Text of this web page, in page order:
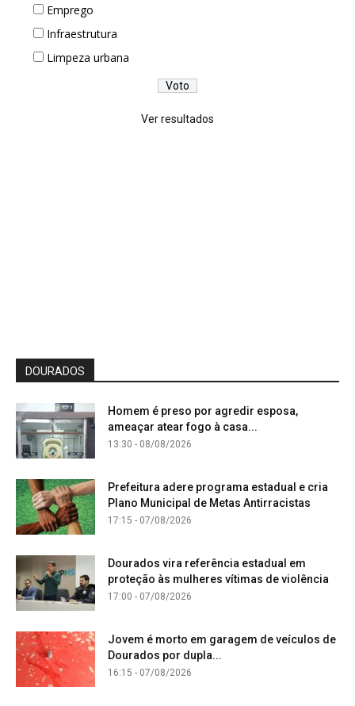
Emprego
Infraestrutura
Limpeza urbana
Ver resultados
DOURADOS
Homem é preso por agredir esposa,
ameaçar atear fogo à casa...
13:30 - 08/08/2026
Prefeitura adere programa estadual e cria
Plano Municipal de Metas Antirracistas
17:15 - 07/08/2026
Dourados vira referência estadual em
proteção às mulheres vítimas de violência
17:00 - 07/08/2026
Jovem é morto em garagem de veículos de
Dourados por dupla...
16:15 - 07/08/2026